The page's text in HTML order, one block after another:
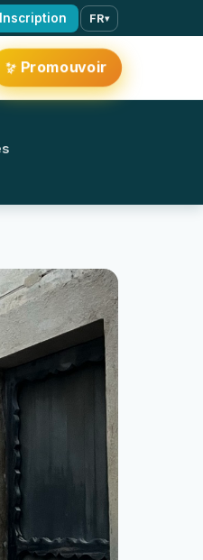
Inscription FR▾
✨Promouvoir